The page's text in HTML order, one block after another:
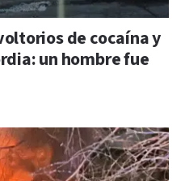
de cocaína y
un hombre fue